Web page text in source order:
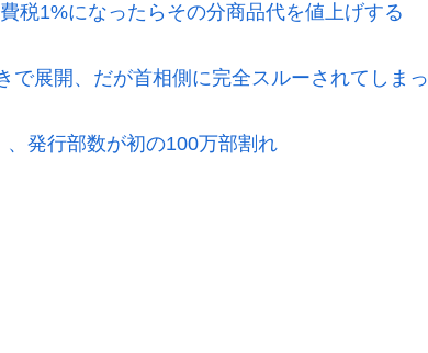
税1%になったらその分商品代を値上げする
で展開、だが首相側に完全スルーされてしまっ
発行部数が初の100万部割れ